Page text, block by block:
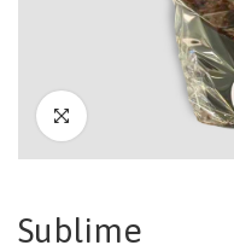
Sublime